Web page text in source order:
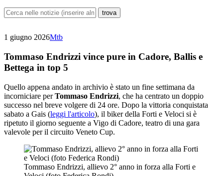
1 giugno 2026Mtb
Tommaso Endrizzi vince pure in Cadore, Ballis e
Bettega in top 5
Quello appena andato in archivio è stato un fine settimana da
incorniciare perTommaso Endrizzi, che ha centrato un doppio
successo nel breve volgere di 24 ore. Dopo la vittoria conquistata
sabato a Gais (leggi l'articolo), il biker della Forti e Veloci si è
ripetuto il giorno seguente a Vigo di Cadore, teatro di una gara
valevole per il circuito Veneto Cup.
Tommaso Endrizzi, allievo 2° anno in forza alla Forti e